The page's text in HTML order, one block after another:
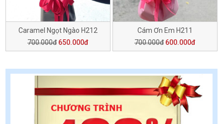
Caramel Ngọt Ngào H212
700.000đ 650.000đ
Cám Ơn Em H211
700.000đ 600.000đ